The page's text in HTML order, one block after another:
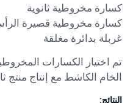
كسارة مخروطية ثانوية
كسارة مخروطية قصيرة الرأس
غربلة بدائرة مغلقة
تم اختيار الكسارات
الخام الكاشط مع إنتاج منتج ثابت بحجم 12
النتائج: